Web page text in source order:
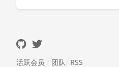
活跃会员 / 团队/ RSS